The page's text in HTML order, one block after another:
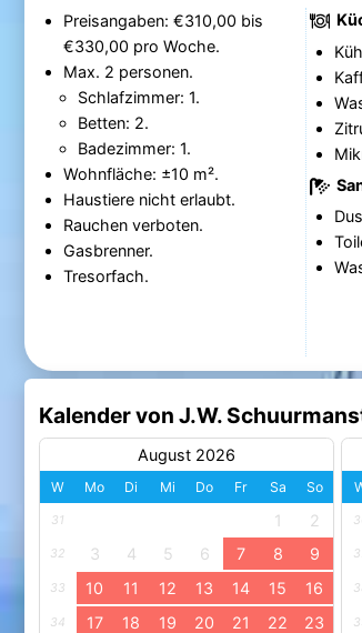
Preisangaben: €310,00 bis
€330,00 pro Woche.
Max. 2 personen.
Schlafzimmer: 1.
Betten: 2.
Badezimmer: 1.
Wohnfläche: ±10 m².
Haustiere nicht erlaubt.
Rauchen verboten.
Gasbrenner.
Tresorfach.
Kalender von J.W.
August 2026
W Mo Di Mi Do Fr Sa So
31 1 2
32 3 4 5 6 7 8 9
33 10 11 12 13 14 15 16
34 17 18 19 20 21 22 23